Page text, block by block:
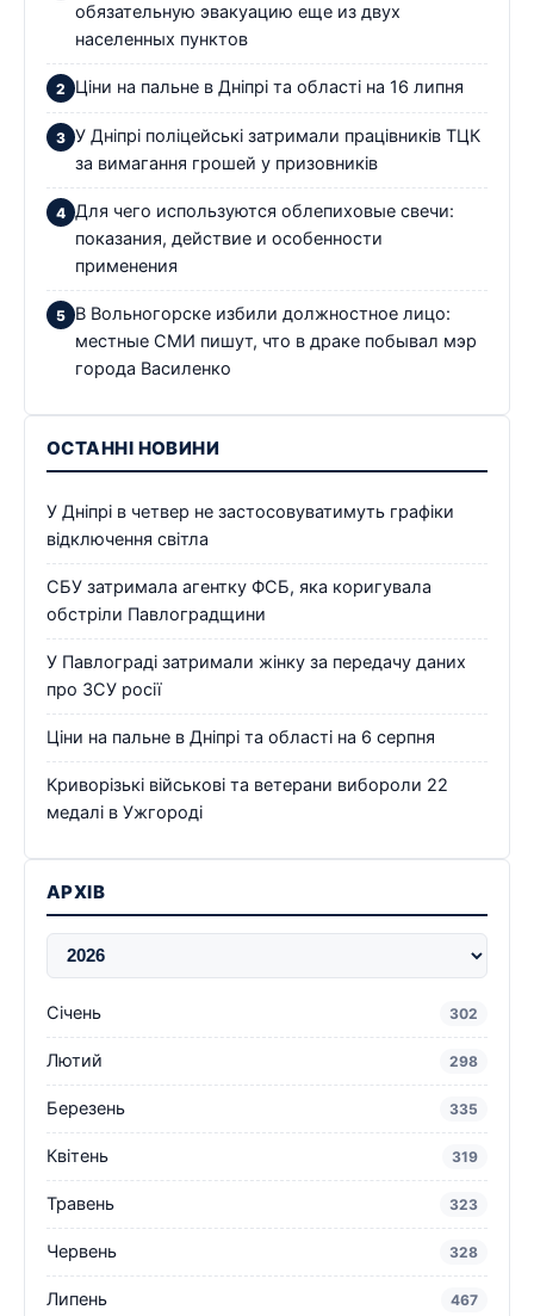
обязательную эвакуацию еще из двух
населенных пунктов
Ціни на пальне в Дніпрі та області на 16 липня
У Дніпрі поліцейські затримали працівників ТЦК
за вимагання грошей у призовників
Для чего используются облепиховые свечи:
показания, действие и особенности
применения
В Вольногорске избили должностное лицо:
местные СМИ пишут, что в драке побывал мэр
города Василенко
ОСТАННІ НОВИНИ
У Дніпрі в четвер не застосовуватимуть графіки
відключення світла
СБУ затримала агентку ФСБ, яка коригувала
обстріли Павлоградщини
У Павлограді затримали жінку за передачу даних
про ЗСУ росії
Ціни на пальне в Дніпрі та області на 6 серпня
Криворізькі військові та ветерани вибороли 22
медалі в Ужгороді
АРХІВ
Січень 302
Лютий 298
Березень 335
Квітень 319
Травень 323
Червень 328
Липень 467